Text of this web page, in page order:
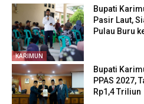
KARIMUN
Bupati
Pasir Laut,
Pulau Buru
Bupati
PPAS 2027,
Rp1,4 Triliun